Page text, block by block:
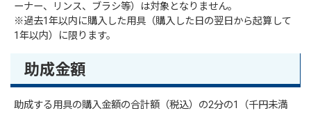
ーナー、リンス、ブラシ等）は対象となりません。
※過去1年以内に購入した用具（購入した日の翌日から起算して
1年以内）に限ります。
助成金額
助成する用具の購入金額の合計額（税込）の2分の1（千円未満